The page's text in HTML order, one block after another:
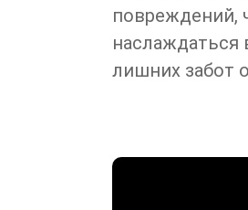
повреждений,
лишних забот